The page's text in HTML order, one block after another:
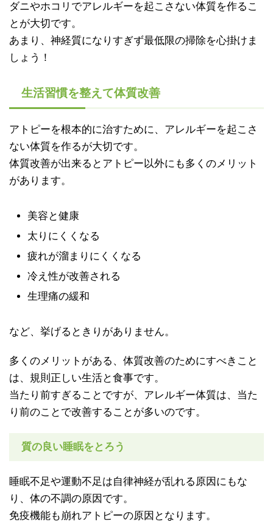
ダニやホコリでアレルギーを起こさない体質を作るこ
とが大切です。
あまり、神経質になりすぎず最低限の掃除を心掛けま
しょう！
生活習慣を整えて体質改善
アトピーを根本的に治すために、アレルギーを起こさ
ない体質を作るが大切です。
体質改善が出来るとアトピー以外にも多くのメリット
があります。
美容と健康
太りにくくなる
疲れが溜まりにくくなる
冷え性が改善される
生理痛の緩和
など、挙げるときりがありません。
多くのメリットがある、体質改善のためにすべきこと
は、規則正しい生活と食事です。
当たり前すぎることですが、アレルギー体質は、当た
り前のことで改善することが多いのです。
質の良い睡眠をとろう
睡眠不足や運動不足は自律神経が乱れる原因にもな
り、体の不調の原因です。
免疫機能も崩れアトピーの原因となります。